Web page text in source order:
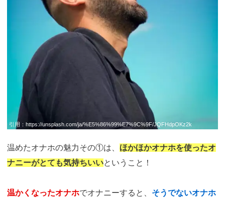
引用： https://unsplash.com/ja/%E5%86%99%E7%9C%9F/JQFHdpOKz2k
温めたオナホの魅力その①は、 ほかほかオナホを使ったオ
ナニーがとても気持ちいいということ！
温かくなったオナホでオナニーすると、 そうでないオナホ